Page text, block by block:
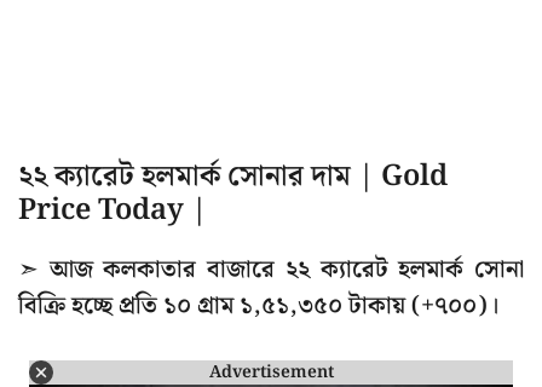
২২ ক্যারেট হলমার্ক সোনার দাম | Gold
Price Today |
➣ আজ কলকাতার বাজারে ২২ ক্যারেট হলমার্ক সোনা
বিক্রি হচ্ছে প্রতি ১০ গ্রাম ১,৫১,৩৫০ টাকায় (+৭০০)।
Advertisement